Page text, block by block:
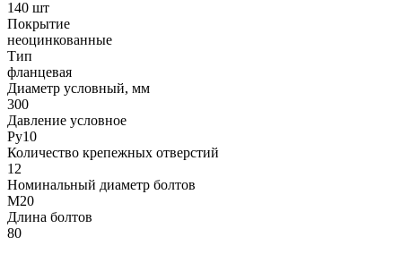
140 шт
Покрытие
неоцинкованные
Тип
фланцевая
Диаметр условный, мм
300
Давление условное
Ру10
Количество крепежных отверстий
12
Номинальный диаметр болтов
М20
Длина болтов
80